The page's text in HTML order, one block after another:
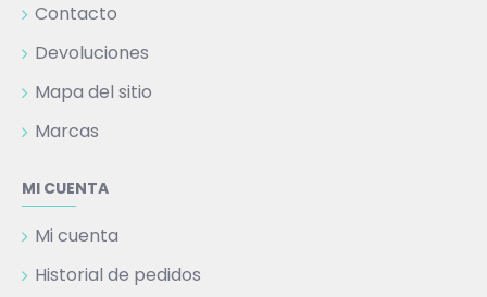
Contacto
Devoluciones
Mapa del sitio
Marcas
MI CUENTA
Mi cuenta
Historial de pedidos